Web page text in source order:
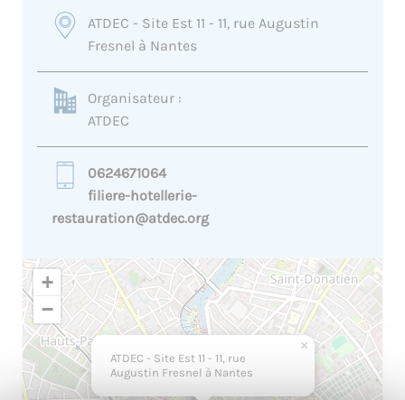
ATDEC - Site Est 11 - 11, rue Augustin
Fresnel à Nantes
Organisateur :
ATDEC
0624671064
filiere-hotellerie-
restauration@atdec.org
ATDEC - Site Est 11 - 11, rue
Augustin Fresnel à Nantes
×
+
−